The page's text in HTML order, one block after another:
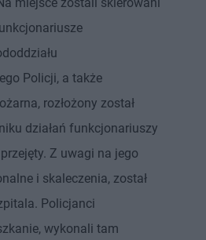
Policji, a także
rozłożony został
działań funkcjonariuszy
Z uwagi na jego
i skaleczenia, został
Policjanci
wykonali tam